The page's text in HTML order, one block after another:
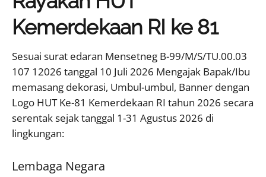
Kemerdekaan RI ke 81
Sesuai surat edaran Mensetneg B-99/M/S/TU.00.03
107 12026 tanggal 10 Juli 2026 Mengajak Bapak/Ibu
memasang dekorasi, Umbul-umbul, Banner dengan
Logo HUT Ke-81 Kemerdekaan RI tahun 2026 secara
serentak sejak tanggal 1-31 Agustus 2026 di
lingkungan:
Lembaga Negara